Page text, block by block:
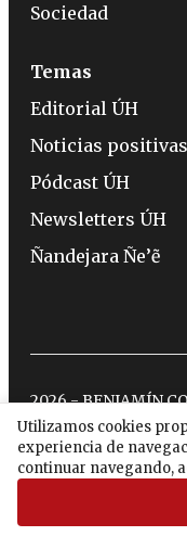
Utilizamos cookies
experiencia de
continuar navegando,
Sociedad
Temas
Editorial ÚH
Noticias positivas
Pódcast ÚH
Newsletters ÚH
Ñandejara Ñe’ẽ
2026 - BENJAMÍN
TELÉFONO: (0994)